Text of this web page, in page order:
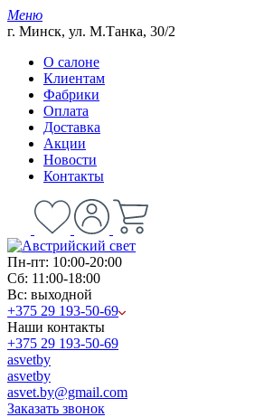
Меню
г. Минск, ул. М.Танка, 30/2
О салоне
Клиентам
Фабрики
Оплата
Доставка
Акции
Новости
Контакты
Пн-пт: 10:00-20:00
Сб: 11:00-18:00
Вс: выходной
+375 29 193-50-69
Наши контакты
+375 29 193-50-69
asvetby
asvetby
asvet.by@gmail.com
Заказать звонок